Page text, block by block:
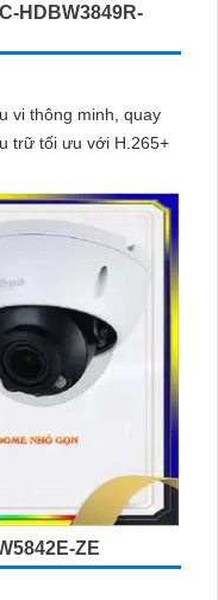
HDBW3849R-
vi thông minh, quay
trữ tối ưu với H.265+
ZE